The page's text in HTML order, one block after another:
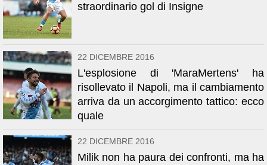
straordinario gol di Insigne
22 DICEMBRE 2016
L'esplosione di 'MaraMertens' ha
risollevato il Napoli, ma il cambiamento
arriva da un accorgimento tattico: ecco
quale
22 DICEMBRE 2016
Milik non ha paura dei confronti, ma ha